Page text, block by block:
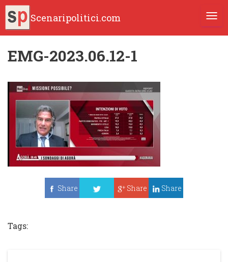
Scenaripolitici.com
EMG-2023.06.12-1
Share
Share Share
Tags: